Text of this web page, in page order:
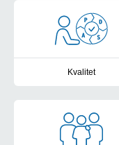
Kvalitet